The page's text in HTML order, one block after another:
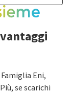
Eni,
se scarichi